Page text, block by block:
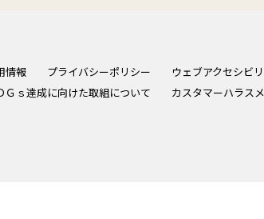
情報 プライバシーポリシー ウェブアクセシビ
Ｇｓ達成に向けた取組について
カスタマーハラス